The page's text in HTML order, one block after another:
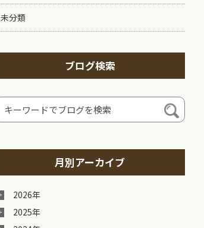
未分類
ブログ検索
月別アーカイブ
2026年
2025年